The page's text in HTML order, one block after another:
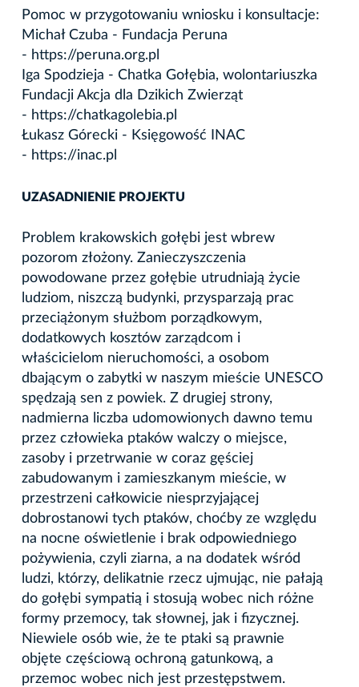
Pomoc w przygotowaniu wniosku i konsultacje:
Michał Czuba - Fundacja Peruna
- https://peruna.org.pl
Iga Spodzieja - Chatka Gołębia, wolontariuszka
Fundacji Akcja dla Dzikich Zwierząt
- https://chatkagolebia.pl
Łukasz Górecki - Księgowość INAC
- https://inac.pl
UZASADNIENIE PROJEKTU
Problem krakowskich gołębi jest wbrew
pozorom złożony. Zanieczyszczenia
powodowane przez gołębie utrudniają życie
ludziom, niszczą budynki, przysparzają prac
przeciążonym służbom porządkowym,
dodatkowych kosztów zarządcom i
właścicielom nieruchomości, a osobom
dbającym o zabytki w naszym mieście UNESCO
spędzają sen z powiek. Z drugiej strony,
nadmierna liczba udomowionych dawno temu
przez człowieka ptaków walczy o miejsce,
zasoby i przetrwanie w coraz gęściej
zabudowanym i zamieszkanym mieście, w
przestrzeni całkowicie niesprzyjającej
dobrostanowi tych ptaków, choćby ze względu
na nocne oświetlenie i brak odpowiedniego
pożywienia, czyli ziarna, a na dodatek wśród
ludzi, którzy, delikatnie rzecz ujmując, nie pałają
do gołębi sympatią i stosują wobec nich różne
formy przemocy, tak słownej, jak i fizycznej.
Niewiele osób wie, że te ptaki są prawnie
objęte częściową ochroną gatunkową, a
przemoc wobec nich jest przestępstwem.